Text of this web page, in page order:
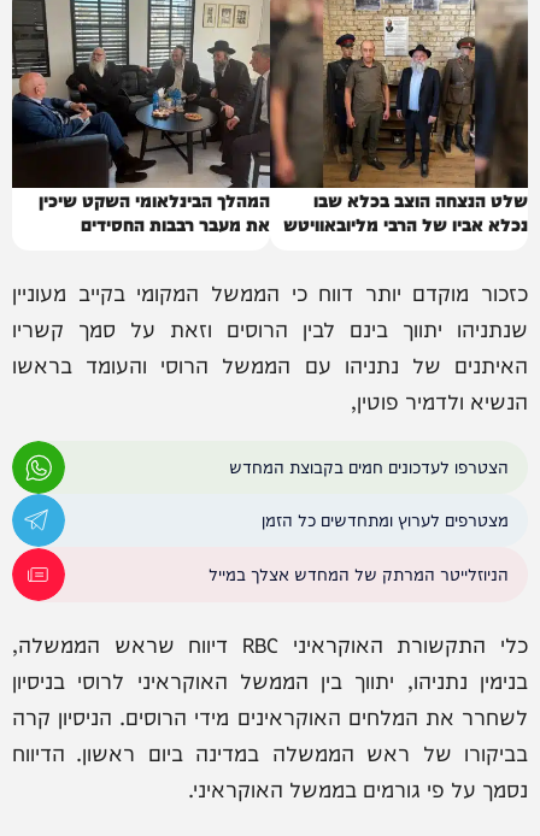
שלט הנצחה הוצב בכלא שבו
נכלא אביו של הרבי מליובאוויטש
המהלך הבינלאומי השקט שיכין
את מעבר רבבות החסידים
כזכור מוקדם יותר דווח כי הממשל המקומי בקייב מעוניין
שנתניהו יתווך בינם לבין הרוסים וזאת על סמך קשריו
האיתנים של נתניהו עם הממשל הרוסי והעומד בראשו
הנשיא ולדמיר פוטין,
הצטרפו לעדכונים חמים בקבוצת המחדש
מצטרפים לערוץ ומתחדשים כל הזמן
הניוזלייטר המרתק של המחדש אצלך במייל
כלי התקשורת האוקראיני RBC דיווח שראש הממשלה,
בנימין נתניהו, יתווך בין הממשל האוקראיני לרוסי בניסיון
לשחרר את המלחים האוקראינים מידי הרוסים. הניסיון קרה
בביקורו של ראש הממשלה במדינה ביום ראשון. הדיווח
נסמך על פי גורמים בממשל האוקראיני. ‏